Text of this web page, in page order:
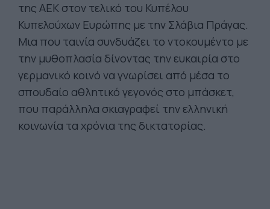
της ΑΕΚ στον τελικό του Κυπέλου
Κυπελούχων Ευρώπης με την Σλάβια Πράγας.
Μια που ταινία συνδυάζει το ντοκουμέντο με
την μυθοπλασία δίνοντας την ευκαιρία στο
γερμανικό κοινό να γνωρίσει από μέσα το
σπουδαίο αθλητικό γεγονός στο μπάσκετ,
που παράλληλα σκιαγραφεί την ελληνική
κοινωνία τα χρόνια της δικτατορίας.